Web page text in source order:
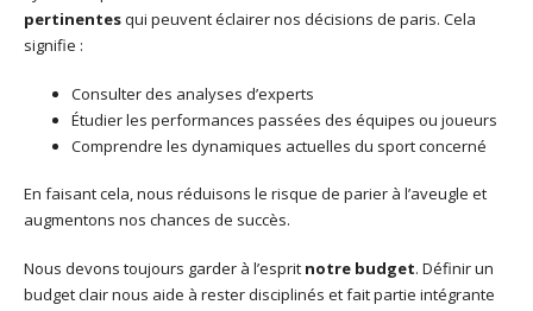
pertinentesqui peuvent éclairer nos décisions de paris. Cela
signifie :
Consulter des analyses d’experts
Étudier les performances passées des équipes ou joueurs
Comprendre les dynamiques actuelles du sport concerné
En faisant cela, nous réduisons le risque de parier à l’aveugle et
augmentons nos chances de succès.
Nous devons toujours garder à l’esprit notre budget. Définir un
budget clair nous aide à rester disciplinés et fait partie intégrante